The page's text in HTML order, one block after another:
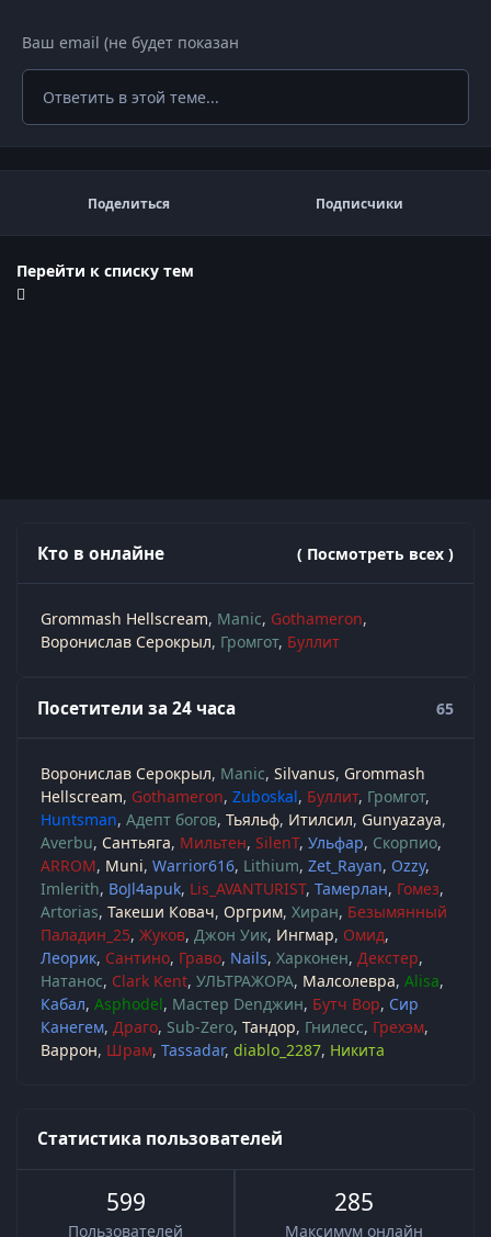
Ответить в этой теме...
Поделиться Подписчики
Перейти к списку тем
Кто в онлайне ( Посмотреть всех )
Grommash Hellscream Manic Gothameron
Воронислав Серокрыл Громгот Буллит
Посетители за 24 часа 65
Воронислав Серокрыл Manic Silvanus Grommash
Hellscream Gothameron Zuboskal Буллит Громгот
Huntsman Адепт богов Тьяльф Итилсил Gunyazaya
Averbu Сантьяга Мильтен SilenT Ульфар Скорпио
ARROM Muni Warrior616 Lithium Zet_Rayan Ozzy
Imlerith BoJl4apuk Lis_AVANTURIST Тамерлан Гомез
Artorias Такеши Ковач Оргрим Хиран Безымянный
Паладин_25 Жуков Джон Уик Ингмар Омид
Леорик Сантино Граво Nails Харконен Декстер
Натанос Clark Kent УЛЬТРАЖОРА Малсолевра Alisa
Кабал Asphodel Мастер Denджин Бутч Вор Сир
Канегем Драго Sub-Zero Тандор Гнилесс Грехэм
Варрон Шрам Tassadar diablo_2287 Никита
Статистика пользователей
599
Пользователей
285
Максимум онлайн